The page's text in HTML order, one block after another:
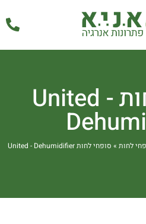
סופחי לחות United -
לחות » סופחי לחות United - Dehumidifier